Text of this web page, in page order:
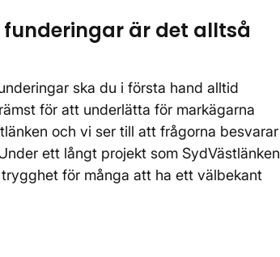
är det alltså
ska du i första hand alltid
för att underlätta för markägarna
och vi ser till att frågorna besvarar
ett långt projekt som SydVästlänken
för många att ha ett välbekant